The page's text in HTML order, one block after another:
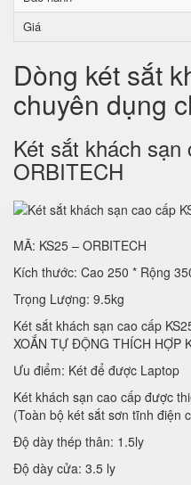
Giá
Dòng két sắt
chuyên dụng
Két sắt khách sạn
ORBITECH
MÃ: KS25 – ORBITECH
Kích thước: Cao 250 * Rộng
Trọng Lượng: 9.5kg
Két sắt khách sạn cao cấp
XOẮN TỰ ĐỘNG THÍCH HỢP
Ưu điểm: Két để được Laptop
Két khách sạn cao cấp được
(Toàn bộ két sắt sơn tĩnh điện
Độ dày thép thân: 1.5ly
Độ dày cửa: 3.5 ly